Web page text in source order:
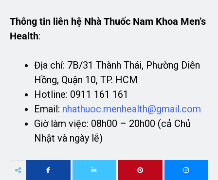
Thông tin liên hệ Nhà Thuốc Nam Khoa Men’s
Health:
Địa chỉ: 7B/31 Thành Thái, Phường Diên
Hồng, Quận 10, TP. HCM
Hotline: 0911 161 161
Email: nhathuoc.menhealth@gmail.com
Giờ làm việc: 08h00 – 20h00 (cả Chủ
Nhật và ngày lễ)